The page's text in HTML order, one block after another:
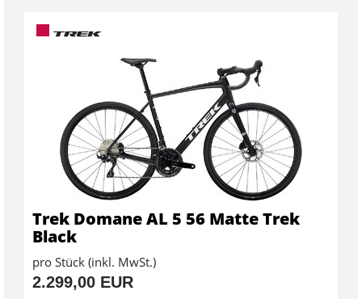
Trek Domane AL 5 56 Matte Trek
Black
pro Stück (inkl. MwSt.)
2.299,00 EUR